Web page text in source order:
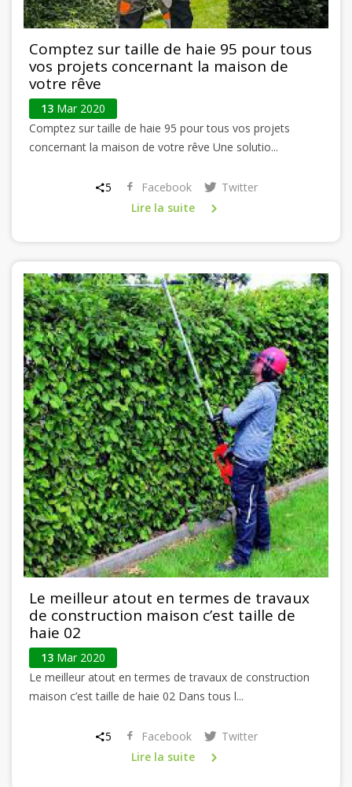
Comptez sur taille de haie 95 pour tous
vos projets concernant la maison de
votre rêve
13 Mar 2020
Comptez sur taille de haie 95 pour tous vos projets
concernant la maison de votre rêve Une solutio...
5 Facebook
Twitter
Lire la suite
Le meilleur atout en termes de travaux
de construction maison c’est taille de
haie 02
13 Mar 2020
Le meilleur atout en termes de travaux de construction
maison c’est taille de haie 02 Dans tous l...
5 Facebook
Twitter
Lire la suite